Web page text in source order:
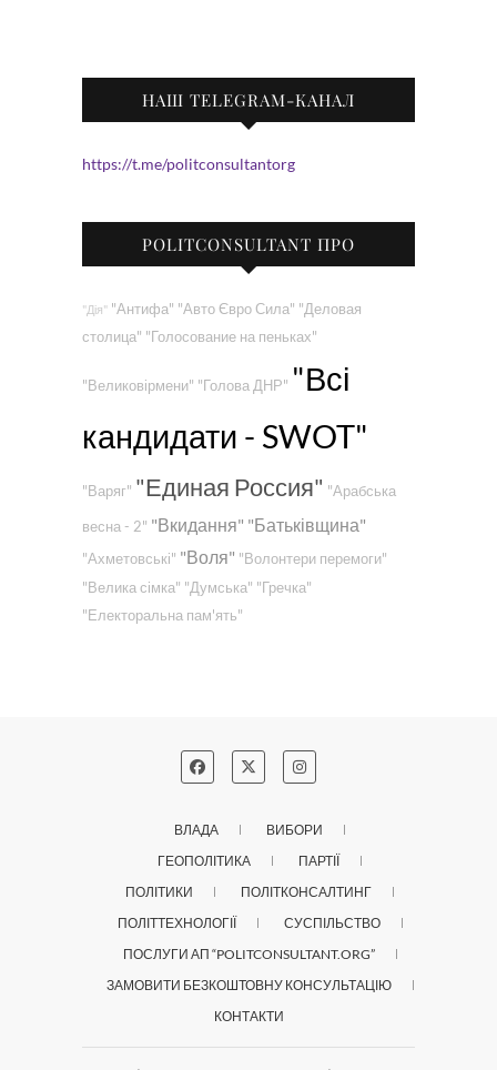
НАШ TELEGRAM-КАНАЛ
https://t.me/politconsultantorg
POLITCONSULTANT ПРО
"Дія" "Антифа" "Авто Євро Сила" "Деловая
столица" "Голосование на пеньках"
"Великовірмени" "Голова ДНР" "Всі
кандидати - SWOT"
"Варяг" "Единая Россия" "Арабська
весна - 2" "Вкидання" "Батьківщина"
"Ахметовські" "Воля" "Волонтери перемоги"
"Велика сімка" "Думська" "Гречка"
"Електоральна пам'ять"
ВЛАДА
ВИБОРИ
ГЕОПОЛІТИКА
ПАРТІЇ
ПОЛІТИКИ
ПОЛІТКОНСАЛТИНГ
ПОЛІТТЕХНОЛОГІЇ
СУСПІЛЬСТВО
ПОСЛУГИ АП “POLITCONSULTANT.ORG”
ЗАМОВИТИ БЕЗКОШТОВНУ КОНСУЛЬТАЦІЮ
КОНТАКТИ